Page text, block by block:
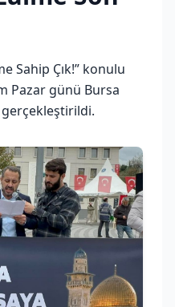
Sahip Çık!” konulu
Pazar günü Bursa
gerçekleştirildi.